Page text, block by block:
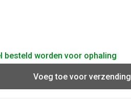
besteld worden voor ophaling
Voeg toe voor verzending